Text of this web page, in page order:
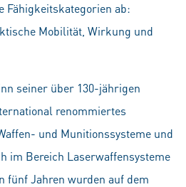
Fähigkeitskategorien ab:
Mobilität, Wirkung und
seiner über 130-jährigen
renommiertes
und Munitionssysteme und
im Bereich Laserwaffensysteme
fünf Jahren wurden auf dem